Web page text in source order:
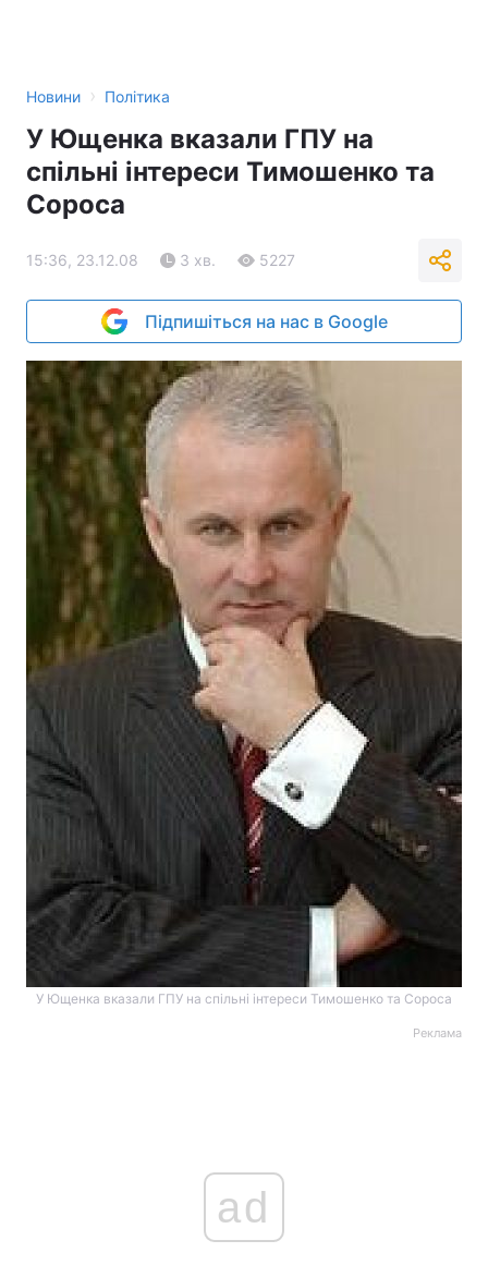
Новини › Політика
У Ющенка вказали ГПУ на
спільні інтереси Тимошенко та
Сороса
15:36, 23.12.08 3 хв. 5227
Підпишіться на нас в Google
У Ющенка вказали ГПУ на спільні інтереси Тимошенко та Сороса
Реклама
ad